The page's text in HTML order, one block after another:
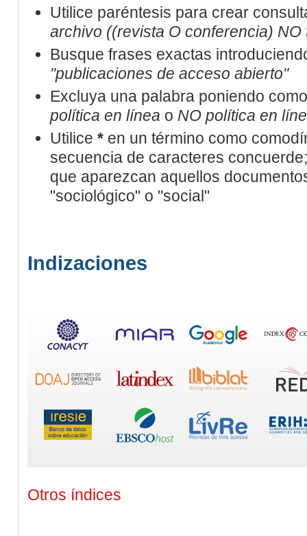
Utilice paréntesis para crear
archivo ((revista O conferencia) NO
Busque frases exactas
"publicaciones de acceso abierto"
Excluya una palabra poniendo
política en línea o NO política en
Utilice *en un término como
secuencia de caracteres
que aparezcan aquellos
"sociológico" o "social"
Indizaciones
Otros índices